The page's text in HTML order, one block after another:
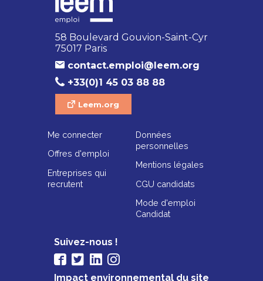
58 Boulevard Gouvion-Saint-Cyr
75017 Paris
contact.emploi@leem.org
+33(0)1 45 03 88 88
Leem.org
Me connecter
Offres d'emploi
Entreprises qui
recrutent
Données
personnelles
Mentions légales
CGU candidats
Mode d'emploi
Candidat
Suivez-nous !
Impact environnemental du site